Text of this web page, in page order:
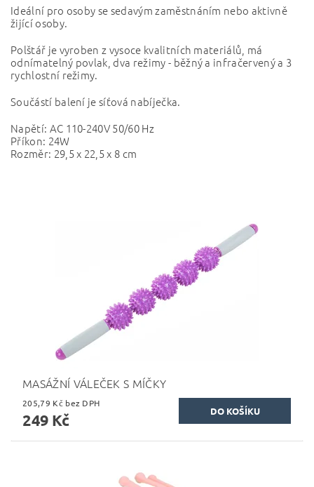
Ideální pro osoby se sedavým zaměstnáním nebo aktivně
žijící osoby.
Polštář je vyroben z vysoce kvalitních materiálů, má
odnímatelný povlak, dva režimy - běžný a infračervený a 3
rychlostní režimy.
Součástí balení je síťová nabíječka.
Napětí: AC 110-240V 50/60 Hz
Příkon: 24W
Rozměr: 29,5 x 22,5 x 8 cm
MASÁŽNÍ VÁLEČEK S MÍČKY
205,79 Kč bez DPH
249 Kč